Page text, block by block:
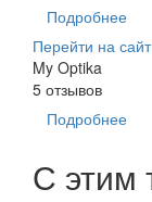
Подробнее
Перейти на сайт
My Optika
5 отзывов
Подробнее
С этим